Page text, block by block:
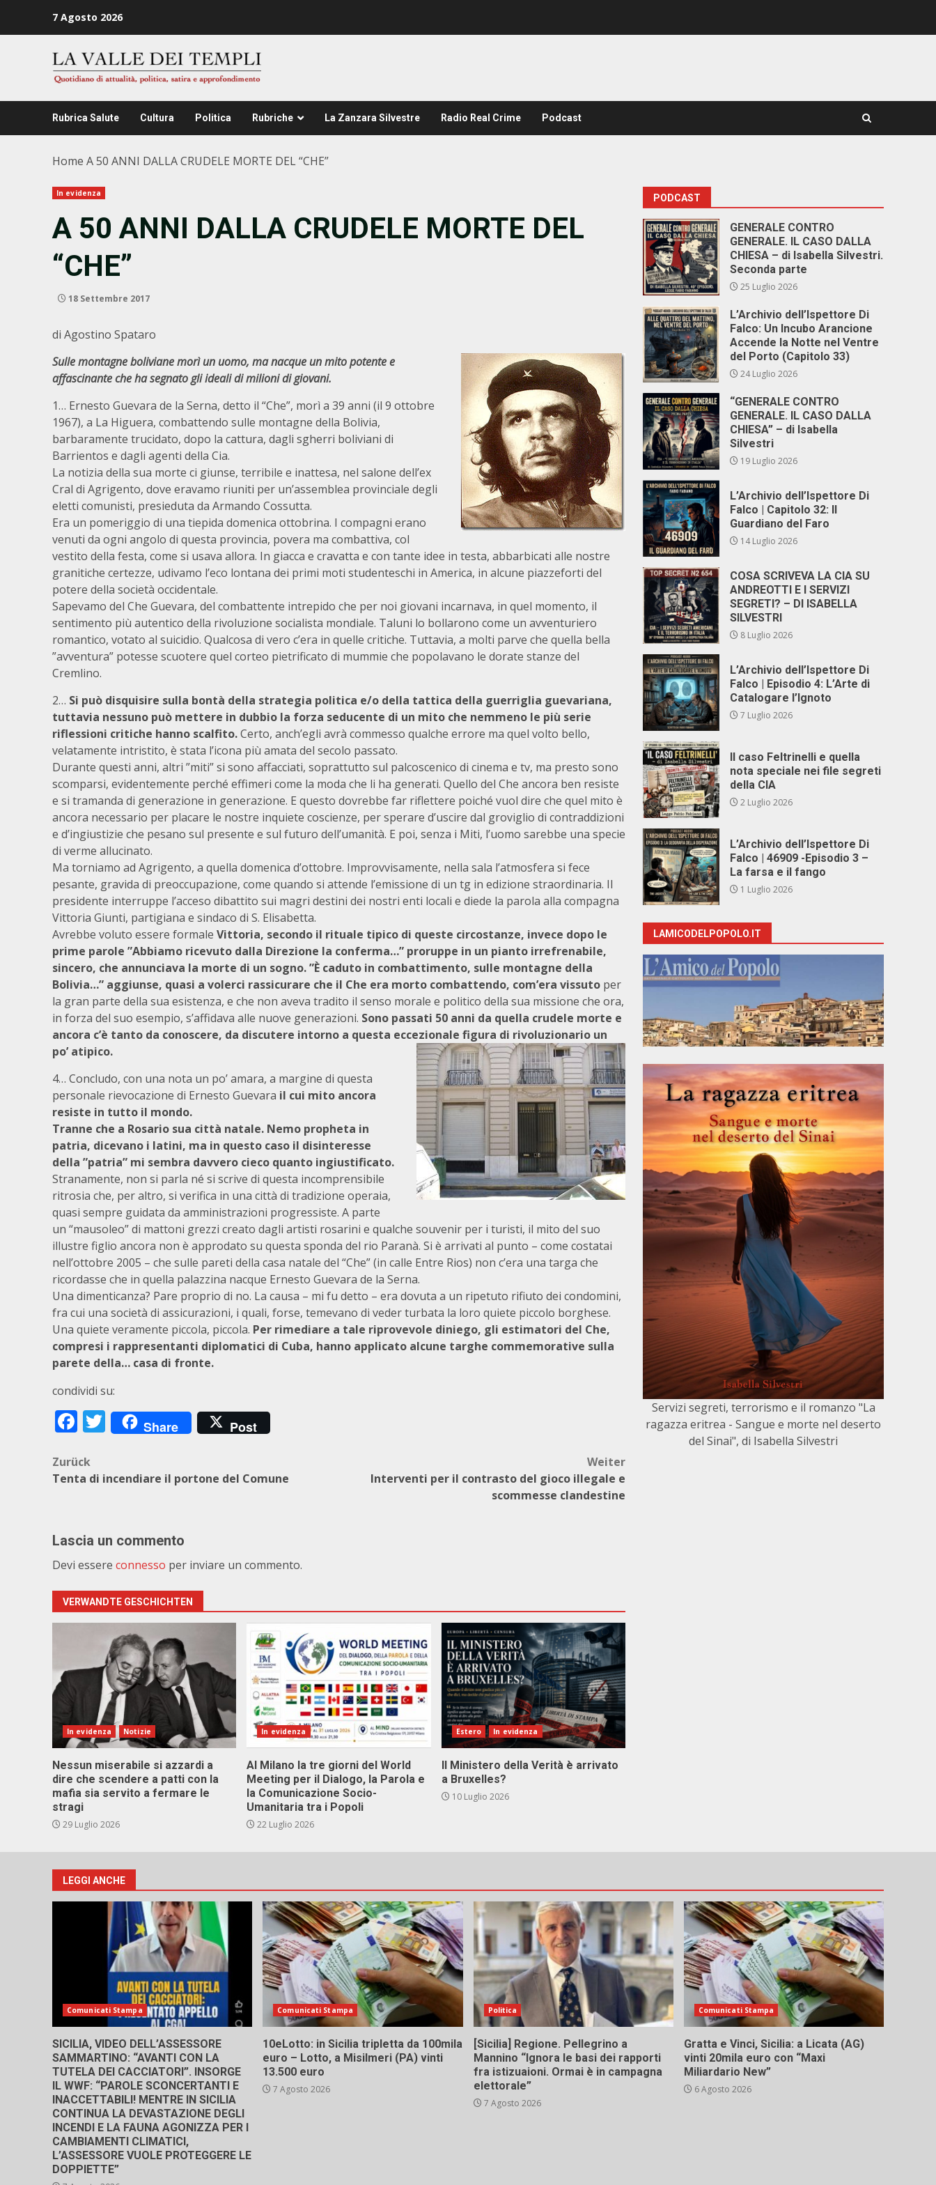
7 Agosto 2026
Rubrica Salute Cultura Politica Rubriche La Zanzara Silvestre Radio Real Crime Podcast
Home A 50 ANNI DALLA CRUDELE MORTE DEL “CHE”
In evidenza
A 50 ANNI DALLA CRUDELE MORTE DEL
“CHE”
18 Settembre 2017
di Agostino Spataro
Sulle montagne boliviane morì un uomo, ma nacque un mito potente e
affascinante che ha segnato gli ideali di milioni di giovani.
1… Ernesto Guevara de la Serna, detto il “Che”, morì a 39 anni (il 9 ottobre
1967), a La Higuera, combattendo sulle montagne della Bolivia,
barbaramente trucidato, dopo la cattura, dagli sgherri boliviani di
Barrientos e dagli agenti della Cia.
La notizia della sua morte ci giunse, terribile e inattesa, nel salone dell’ex
Cral di Agrigento, dove eravamo riuniti per un’assemblea provinciale degli
eletti comunisti, presieduta da Armando Cossutta.
Era un pomeriggio di una tiepida domenica ottobrina. I compagni erano
venuti da ogni angolo di questa provincia, povera ma combattiva, col
vestito della festa, come si usava allora. In giacca e cravatta e con tante idee in testa, abbarbicati alle nostre
granitiche certezze, udivamo l’eco lontana dei primi moti studenteschi in America, in alcune piazzeforti del
potere della società occidentale.
Sapevamo del Che Guevara, del combattente intrepido che per noi giovani incarnava, in quel momento, il
sentimento più autentico della rivoluzione socialista mondiale. Taluni lo bollarono come un avventuriero
romantico, votato al suicidio. Qualcosa di vero c’era in quelle critiche. Tuttavia, a molti parve che quella bella
”avventura” potesse scuotere quel corteo pietrificato di mummie che popolavano le dorate stanze del
Cremlino.
2… Si può disquisire sulla bontà della strategia politica e/o della tattica della guerriglia guevariana,
tuttavia nessuno può mettere in dubbio la forza seducente di un mito che nemmeno le più serie
riflessioni critiche hanno scalfito.Certo, anch’egli avrà commesso qualche errore ma quel volto bello,
velatamente intristito, è stata l’icona più amata del secolo passato.
Durante questi anni, altri ”miti” si sono affacciati, soprattutto sul palcoscenico di cinema e tv, ma presto sono
scomparsi, evidentemente perché effimeri come la moda che li ha generati. Quello del Che ancora ben resiste
e si tramanda di generazione in generazione. E questo dovrebbe far riflettere poiché vuol dire che quel mito è
ancora necessario per placare le nostre inquiete coscienze, per sperare d’uscire dal groviglio di contraddizioni
e d’ingiustizie che pesano sul presente e sul futuro dell’umanità. E poi, senza i Miti, l’uomo sarebbe una specie
di verme allucinato.
Ma torniamo ad Agrigento, a quella domenica d’ottobre. Improvvisamente, nella sala l’atmosfera si fece
pesante, gravida di preoccupazione, come quando si attende l’emissione di un tg in edizione straordinaria. Il
presidente interruppe l’acceso dibattito sui magri destini dei nostri enti locali e diede la parola alla compagna
Vittoria Giunti, partigiana e sindaco di S. Elisabetta.
Avrebbe voluto essere formale Vittoria, secondo il rituale tipico di queste circostanze, invece dopo le
prime parole ”Abbiamo ricevuto dalla Direzione la conferma…” proruppe in un pianto irrefrenabile,
sincero, che annunciava la morte di un sogno. ”È caduto in combattimento, sulle montagne della
Bolivia…” aggiunse, quasi a volerci rassicurare che il Che era morto combattendo, com’era vissuto per
la gran parte della sua esistenza, e che non aveva tradito il senso morale e politico della sua missione che ora,
in forza del suo esempio, s’affidava alle nuove generazioni. Sono passati 50 anni da quella crudele morte e
ancora c’è tanto da conoscere, da discutere intorno a questa eccezionale figura di rivoluzionario un
po’ atipico.
4… Concludo, con una nota un po’ amara, a margine di questa
personale rievocazione di Ernesto Guevara il cui mito ancora
resiste in tutto il mondo.
Tranne che a Rosario sua città natale. Nemo propheta in
patria, dicevano i latini, ma in questo caso il disinteresse
della ”patria” mi sembra davvero cieco quanto ingiustificato.
Stranamente, non si parla né si scrive di questa incomprensibile
ritrosia che, per altro, si verifica in una città di tradizione operaia,
quasi sempre guidata da amministrazioni progressiste. A parte
un “mausoleo” di mattoni grezzi creato dagli artisti rosarini e qualche souvenir per i turisti, il mito del suo
illustre figlio ancora non è approdato su questa sponda del rio Paranà. Si è arrivati al punto – come costatai
nell’ottobre 2005 – che sulle pareti della casa natale del “Che” (in calle Entre Rios) non c’era una targa che
ricordasse che in quella palazzina nacque Ernesto Guevara de la Serna.
Una dimenticanza? Pare proprio di no. La causa – mi fu detto – era dovuta a un ripetuto rifiuto dei condomini,
fra cui una società di assicurazioni, i quali, forse, temevano di veder turbata la loro quiete piccolo borghese.
Una quiete veramente piccola, piccola. Per rimediare a tale riprovevole diniego, gli estimatori del Che,
compresi i rappresentanti diplomatici di Cuba, hanno applicato alcune targhe commemorative sulla
parete della… casa di fronte.
condividi su:
Facebook
Twitter
Share Post
Beitragsnavigation
Zurück
Tenta di incendiare il portone del Comune
Weiter
Interventi per il contrasto del gioco illegale e
scommesse clandestine
Lascia un commento
Devi essere connesso per inviare un commento.
VERWANDTE GESCHICHTEN
In evidenza Notizie
Nessun miserabile si azzardi a
dire che scendere a patti con la
mafia sia servito a fermare le
stragi
29 Luglio 2026
In evidenza
Al Milano la tre giorni del World
Meeting per il Dialogo, la Parola e
la Comunicazione Socio-
Umanitaria tra i Popoli
22 Luglio 2026
Estero In evidenza
Il Ministero della Verità è arrivato
a Bruxelles?
10 Luglio 2026
PODCAST
GENERALE CONTRO
GENERALE. IL CASO DALLA
CHIESA – di Isabella Silvestri.
Seconda parte
25 Luglio 2026
L’Archivio dell’Ispettore Di
Falco: Un Incubo Arancione
Accende la Notte nel Ventre
del Porto (Capitolo 33)
24 Luglio 2026
“GENERALE CONTRO
GENERALE. IL CASO DALLA
CHIESA” – di Isabella
Silvestri
19 Luglio 2026
L’Archivio dell’Ispettore Di
Falco | Capitolo 32: Il
Guardiano del Faro
14 Luglio 2026
COSA SCRIVEVA LA CIA SU
ANDREOTTI E I SERVIZI
SEGRETI? – DI ISABELLA
SILVESTRI
8 Luglio 2026
L’Archivio dell’Ispettore Di
Falco | Episodio 4: L’Arte di
Catalogare l’Ignoto
7 Luglio 2026
Il caso Feltrinelli e quella
nota speciale nei file segreti
della CIA
2 Luglio 2026
L’Archivio dell’Ispettore Di
Falco | 46909 -Episodio 3 –
La farsa e il fango
1 Luglio 2026
LAMICODELPOPOLO.IT
Servizi segreti, terrorismo e il romanzo "La
ragazza eritrea - Sangue e morte nel deserto
del Sinai", di Isabella Silvestri
LEGGI ANCHE
Comunicati Stampa
SICILIA, VIDEO DELL’ASSESSORE
SAMMARTINO: “AVANTI CON LA
TUTELA DEI CACCIATORI”. INSORGE
IL WWF: “PAROLE SCONCERTANTI E
INACCETTABILI! MENTRE IN SICILIA
CONTINUA LA DEVASTAZIONE DEGLI
INCENDI E LA FAUNA AGONIZZA PER I
CAMBIAMENTI CLIMATICI,
L’ASSESSORE VUOLE PROTEGGERE LE
DOPPIETTE”
Comunicati Stampa
10eLotto: in Sicilia tripletta da 100mila
euro – Lotto, a Misilmeri (PA) vinti
13.500 euro
7 Agosto 2026
Politica
[Sicilia] Regione. Pellegrino a
Mannino “Ignora le basi dei rapporti
fra istizuaioni. Ormai è in campagna
elettorale”
7 Agosto 2026
Comunicati Stampa
Gratta e Vinci, Sicilia: a Licata (AG)
vinti 20mila euro con “Maxi
Miliardario New”
6 Agosto 2026